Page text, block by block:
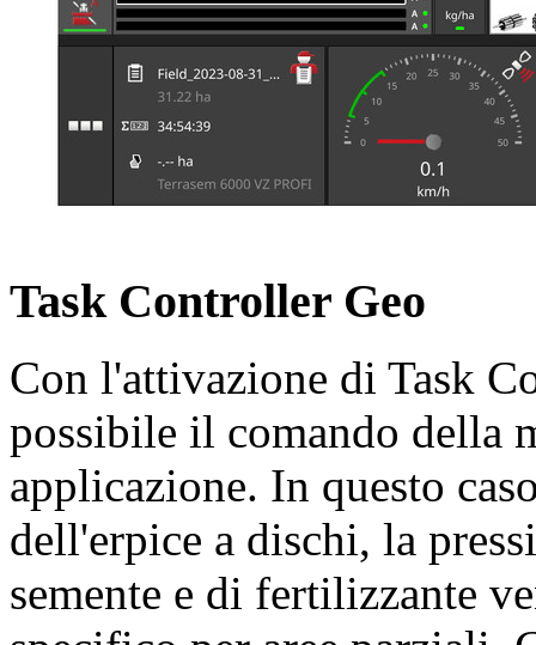
Task Controller Geo
Con l'attivazione di Task
possibile il comando della
applicazione. In questo
dell'erpice a dischi, la
semente e di fertilizzante